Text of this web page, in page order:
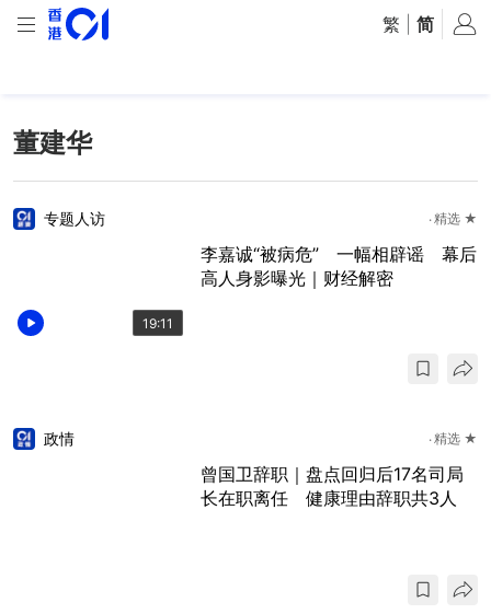
繁 简
董建华
19:11
专题人访 精选 ★
李嘉诚“被病危” 一幅相辟谣 幕后
高人身影曝光｜财经解密
政情 精选 ★
曾国卫辞职｜盘点回归后17名司局
长在职离任 健康理由辞职共3人